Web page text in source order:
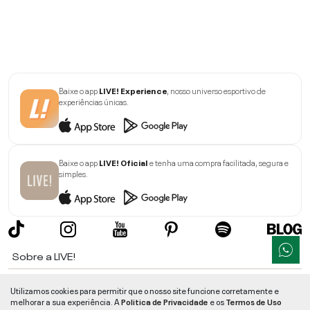
Baixe o appLIVE! Experience, nosso universo esportivo de
experiências únicas.
Baixe o appLIVE! Oficiale tenha uma compra facilitada, segura e
simples.
Sobre a LIVE!
Utilizamos cookies para permitir que o nosso site funcione corretamente e
melhorar a sua experiência. APolitica de Privacidade e osTermos de Uso